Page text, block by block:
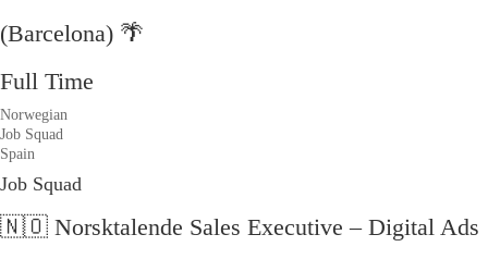
(Barcelona) 🌴
Full Time
Norwegian
Job Squad
Spain
Job Squad
🇳🇴 Norsktalende Sales Executive – Digital Ads